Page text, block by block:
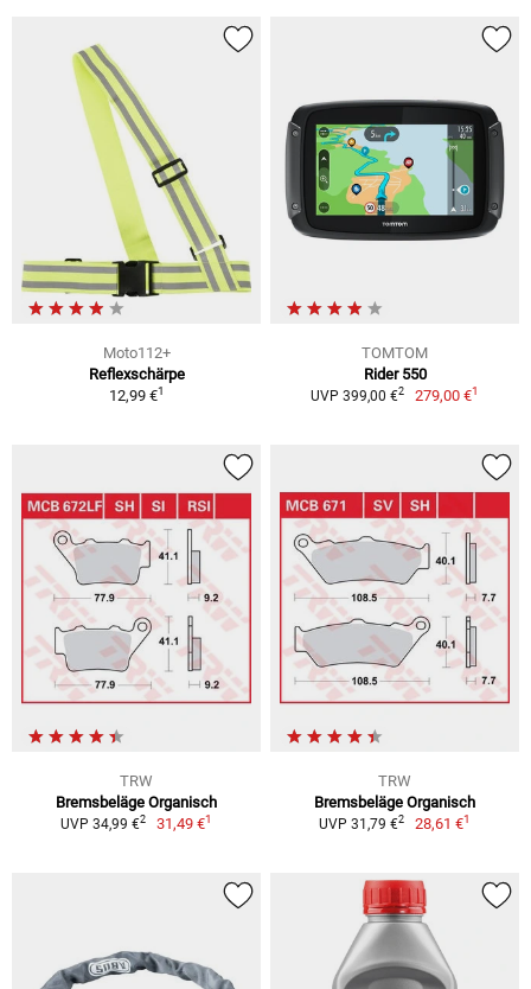
Moto112+
Reflexschärpe
12,99 €1
TOMTOM
Rider 550
UVP 399,00 €2 279,00 €1
TRW
Bremsbeläge Organisch
UVP 34,99 €2 31,49 €1
TRW
Bremsbeläge Organisch
UVP 31,79 €2 28,61 €1